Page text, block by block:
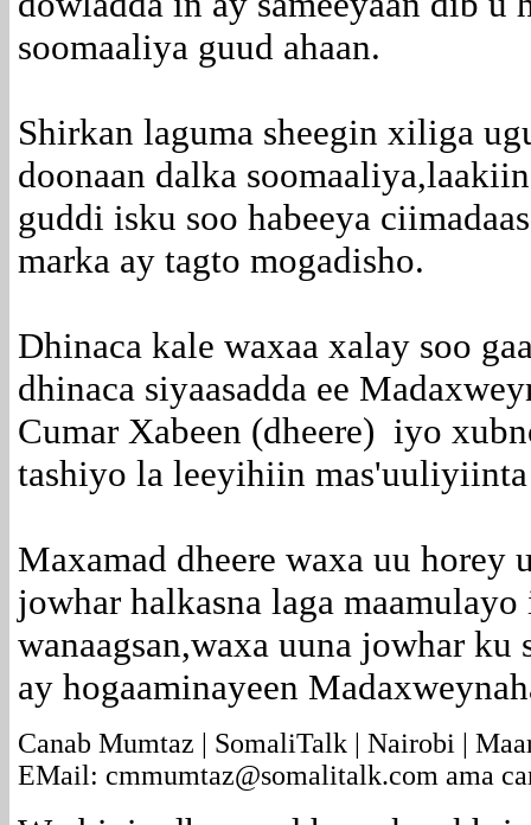
soomaaliya guud ahaan.
Shirkan laguma sheegin xiliga
doonaan dalka
guddi isku soo habeeya
marka ay tagto mogadisho.
Dhinaca kale waxaa xalay soo
dhinaca siyaasadda ee
Cumar Xabeen (dheere) iyo
tashiyo la leeyihiin
Maxamad dheere waxa uu horey
jowhar halkasna laga
wanaagsan,waxa uuna jowhar
ay hogaaminayeen
Canab Mumtaz | SomaliTalk | Nairobi |
EMail: cmmumtaz@somalitalk.com ama